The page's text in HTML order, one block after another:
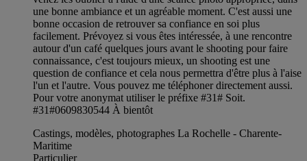
une bonne ambiance et un agréable moment. C'est aussi une
bonne occasion de retrouver sa confiance en soi plus
facilement. Prévoyez si vous êtes intéressée, à une rencontre
autour d'un café quelques jours avant le shooting pour faire
connaissance, c'est toujours mieux, un shooting est une
question de confiance et cela nous permettra d'être plus à l'aise
l'un et l'autre. Vous pouvez me téléphoner directement aussi.
Pour votre anonymat utiliser le préfixe #31# Soit.
#31#0609830544 À bientôt
Castings, modèles, photographes La Rochelle - Charente-
Maritime
Particulier